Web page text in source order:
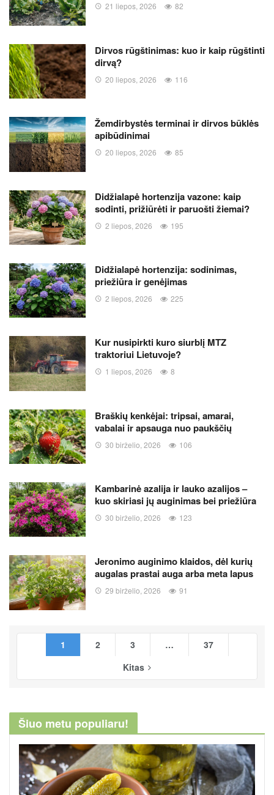
21 liepos, 2026 82
Dirvos rūgštinimas: kuo ir kaip rūgštinti
dirvą?
20 liepos, 2026 116
Žemdirbystės terminai ir dirvos būklės
apibūdinimai
20 liepos, 2026 85
Didžialapė hortenzija vazone: kaip
sodinti, prižiūrėti ir paruošti žiemai?
2 liepos, 2026 195
Didžialapė hortenzija: sodinimas,
priežiūra ir genėjimas
2 liepos, 2026 225
Kur nusipirkti kuro siurblį MTZ
traktoriui Lietuvoje?
1 liepos, 2026 8
Braškių kenkėjai: tripsai, amarai,
vabalai ir apsauga nuo paukščių
30 birželio, 2026 106
Kambarinė azalija ir lauko azalijos –
kuo skiriasi jų auginimas bei priežiūra
30 birželio, 2026 123
Jeronimo auginimo klaidos, dėl kurių
augalas prastai auga arba meta lapus
29 birželio, 2026 91
1 2 3 …
37
Kitas
Šiuo metu populiaru!